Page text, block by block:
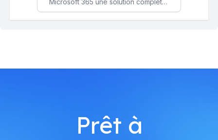
Microsoft 365 une solution complète qui booste votre productivité, renforce la sécurité de vos données et facilite la collaboration.
Prêt à